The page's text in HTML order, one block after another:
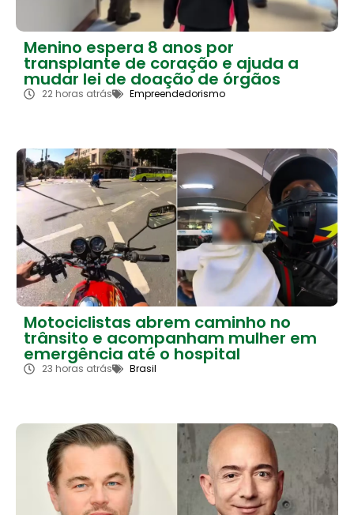
Menino espera 8 anos por
transplante de coração e ajuda a
mudar lei de doação de órgãos
22 horas atrás Empreendedorismo
Motociclistas abrem caminho no
trânsito e acompanham mulher em
emergência até o hospital
23 horas atrás Brasil